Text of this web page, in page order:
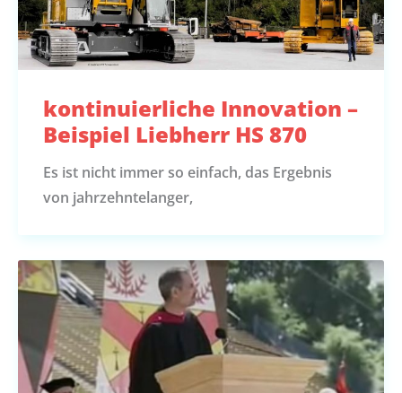
kontinuierliche Innovation –
Beispiel Liebherr HS 870
Es ist nicht immer so einfach, das Ergebnis
von jahrzehntelanger,